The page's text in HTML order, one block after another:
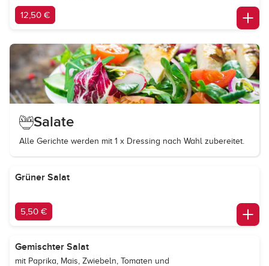
12,50 €
Salate
Alle Gerichte werden mit 1 x Dressing nach Wahl zubereitet.
Grüner Salat
5,50 €
Gemischter Salat
mit Paprika, Mais, Zwiebeln, Tomaten und